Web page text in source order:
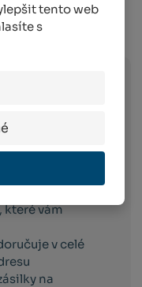
tento web
s
expedici.
které vám
v celé
na